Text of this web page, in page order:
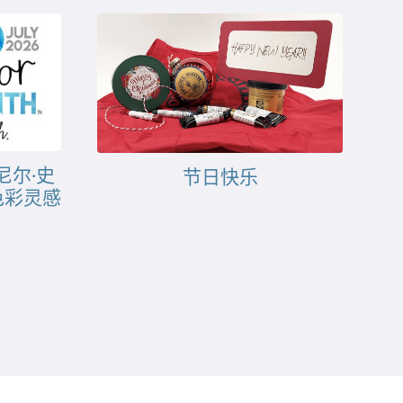
尔·史
灵感
节日快乐